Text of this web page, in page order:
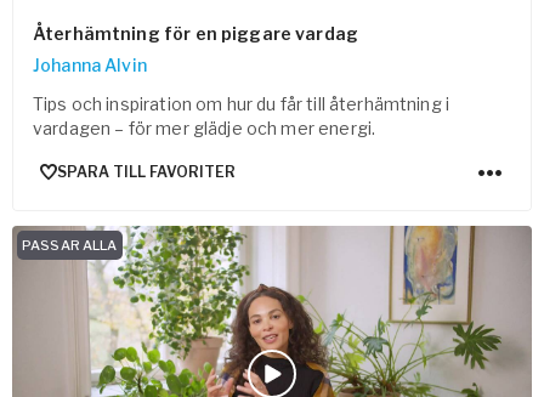
Återhämtning för en piggare vardag
Johanna Alvin
Tips och inspiration om hur du får till återhämtning i
vardagen – för mer glädje och mer energi.
SPARA TILL FAVORITER
PASSAR ALLA